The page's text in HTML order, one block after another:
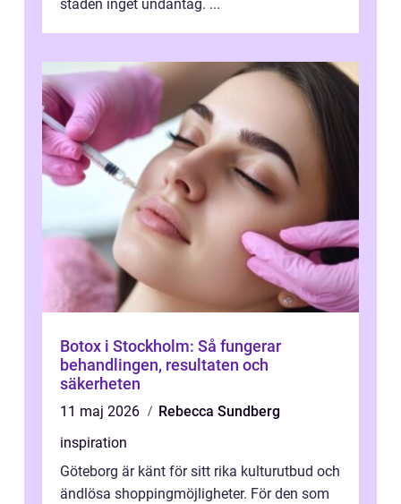
staden inget undantag. ...
Botox i Stockholm: Så fungerar
behandlingen, resultaten och
säkerheten
11 maj 2026
Rebecca Sundberg
inspiration
Göteborg är känt för sitt rika kulturutbud och
ändlösa shoppingmöjligheter. För den som